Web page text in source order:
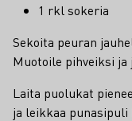
1 rkl sokeria
Sekoita peuran
Muotoile pihveiksi ja
Laita puolukat
ja leikkaa